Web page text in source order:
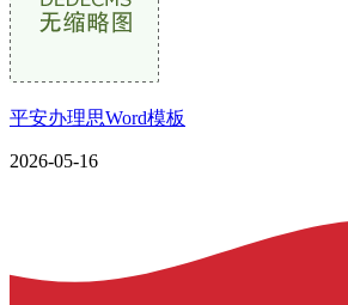
平安办理思Word模板
2026-05-16